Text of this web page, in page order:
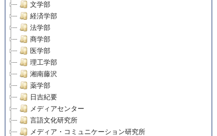
文学部
経済学部
法学部
商学部
医学部
理工学部
湘南藤沢
薬学部
日吉紀要
メディアセンター
言語文化研究所
メディア・コミュニケーション研究所